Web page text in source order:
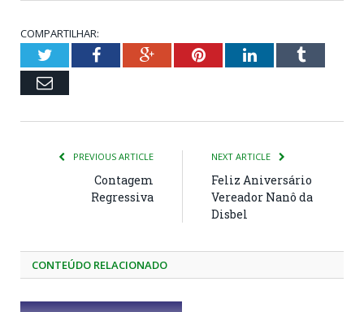
COMPARTILHAR:
TwitterFacebookGoogle+PinterestLinkedInTumblr
Email
PREVIOUS ARTICLE
Contagem
Regressiva
NEXT ARTICLE
Feliz Aniversário
Vereador Nanô da
Disbel
CONTEÚDO RELACIONADO